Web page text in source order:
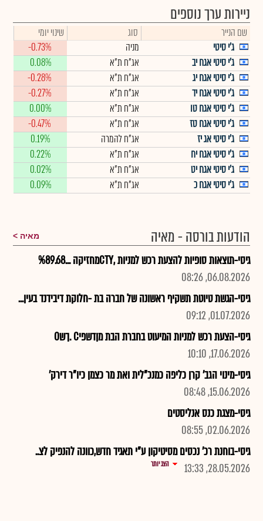
ניירות ערך נוספים
שם הנייר סוג
שינוי יומי
ג'י סיטי
מניה
-0.73%
ג'י סיטי אגח יב
אג"ח ת"א
0.08%
ג'י סיטי אגח יג
אג"ח ת"א
-0.28%
ג'י סיטי אגח יד
אג"ח ת"א
-0.27%
ג'י סיטי אגח טו
אג"ח ת"א
0.00%
ג'י סיטי אגח טז
אג"ח ת"א
-0.47%
ג'י סיטי אג יז
אג"ח להמרה
0.19%
ג'י סיטי אגח יח
אג"ח ת"א
0.22%
ג'י סיטי אגח יט
אג"ח ת"א
0.02%
ג'י סיטי אגח כ
אג"ח ת"א 0.09%
הודעות בורסה - מאיה מאיה
גיסי-תוצאות סופיות להצעת רכש למניות ,CTYמחזיקה ...%89.68
06.08.2026, 08:26
גיסי-הגשת טיוטת תשקיף ראשונה של חברה בת -חלוקת דיבידנד בעין...
01.07.2026, 09:12
גיסי-הצעת רכש למניות המיעוט בחברת הבת מןדשפיC .ךשO
17.06.2026, 10:10
גיסי-מינוי הגב' קרן כליפה כמנכ"לית ואת מר כצמן כיו"ר דירק'
15.06.2026, 08:48
גיסי-מצגת כנס אנליסטים
02.06.2026, 08:55
גיסי-בוחנת רכ' נכסים מסיטיקון ע"י תאגיד חדש,כוונה להנפיק לצ..
28.05.2026, 13:33
הצג יותר